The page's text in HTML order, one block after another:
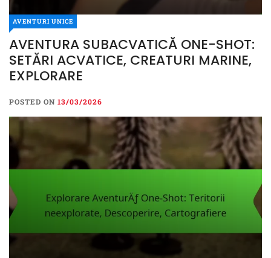
AVENTURI UNICE
AVENTURA SUBACVATICĂ ONE-SHOT:
SETĂRI ACVATICE, CREATURI MARINE,
EXPLORARE
POSTED ON 13/03/2026